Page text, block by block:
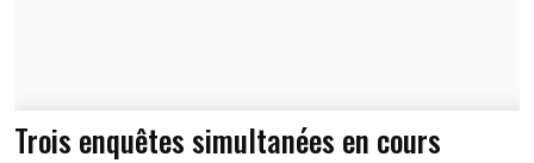
Trois enquêtes simultanées en cours